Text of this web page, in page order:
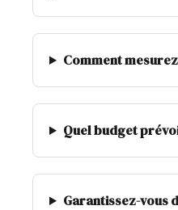
Comment
Quel budget
Garantissez-vous